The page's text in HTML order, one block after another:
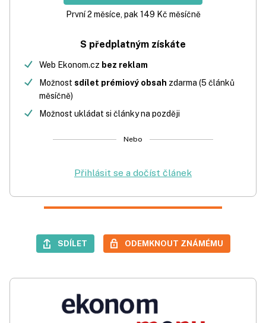
První 2 měsíce, pak 149 Kč měsíčně
S předplatným získáte
Web Ekonom.cz bez reklam
Možnost sdílet prémiový obsah zdarma (5 článků
měsíčně)
Možnost ukládat si články na později
Nebo
Přihlásit se a dočíst článek
SDÍLET ODEMKNOUT ZNÁMÉMU